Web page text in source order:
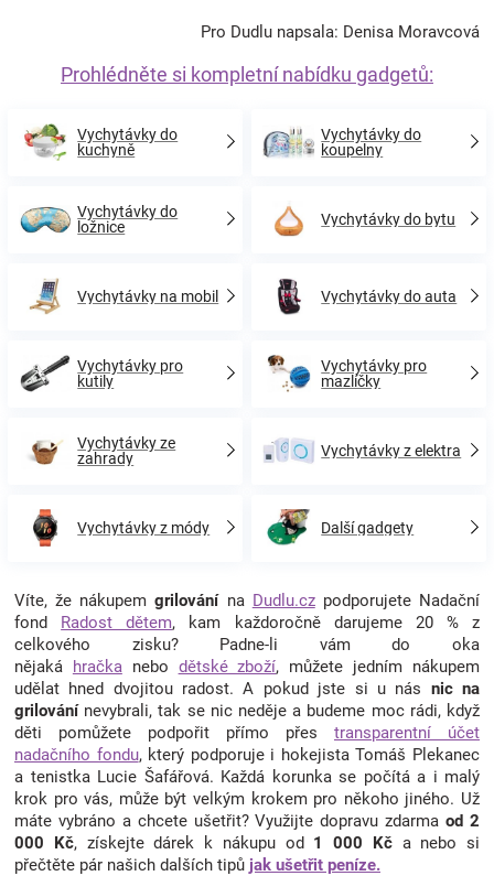
Pro Dudlu napsala: Denisa Moravcová
Prohlédněte si kompletní nabídku gadgetů:
Vychytávky do
kuchyně
Vychytávky do
koupelny
Vychytávky do
ložnice
Vychytávky do bytu
Vychytávky na mobil Vychytávky do auta
Vychytávky pro
kutily
Vychytávky pro
mazlíčky
Vychytávky ze
zahrady
Vychytávky z elektra
Vychytávky z módy Další gadgety
Víte, že nákupemgrilování na Dudlu.czpodporujete Nadační
fond Radost dětem, kam každoročně darujeme 20 % z
celkového zisku? Padne-li vám do oka
nějaká hračka nebo dětské zboží, můžete jedním nákupem
udělat hned dvojitou radost. A pokud jste si u nás nic na
grilování nevybrali, tak se nic neděje a budeme moc rádi, když
děti pomůžete podpořit přímo přes transparentní účet
nadačního fondu, který podporuje i hokejista Tomáš Plekanec
a tenistka Lucie Šafářová. Každá korunka se počítá a i malý
krok pro vás, může být velkým krokem pro někoho jiného. Už
máte vybráno a chcete ušetřit? Využijte dopravu zdarmaod 2
000 Kč, získejte dárek k nákupu od 1 000 Kča nebo si
přečtěte pár našich dalších tipů jak ušetřit peníze.